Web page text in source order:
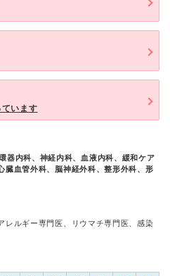
います
器内科、神経内科、血液内科、緩和ケア
臓血管外科、脳神経外科、整形外科、形
レルギー専門医、リウマチ専門医、感染